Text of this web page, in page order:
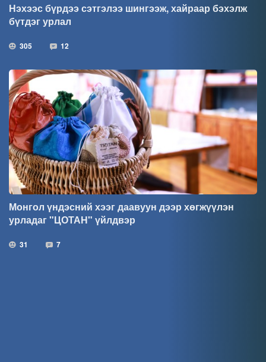
Нэхээс бүрдээ сэтгэлээ шингээж, хайраар бэхэлж
бүтдэг урлал
305 12
Монгол үндэсний хээг даавуун дээр хөгжүүлэн
урладаг "ЦОТАН" үйлдвэр
31 7